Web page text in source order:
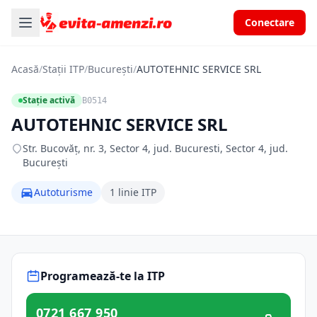
Conectare
Acasă/Stații ITP/București/AUTOTEHNIC SERVICE SRL
Stație activă B0514
AUTOTEHNIC SERVICE SRL
Str. Bucovăţ, nr. 3, Sector 4, jud. Bucuresti, Sector 4, jud.
București
Autoturisme 1 linie ITP
Programează-te la ITP
0721 667 950